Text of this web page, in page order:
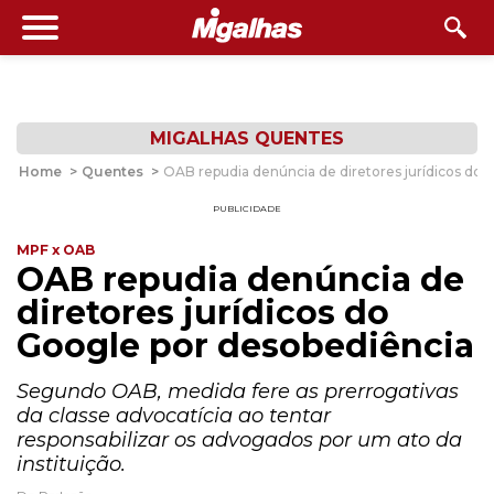
MIGALHAS QUENTES
Home > Quentes > OAB repudia denúncia de diretores jurídicos do
PUBLICIDADE
MPF x OAB
OAB repudia denúncia de
diretores jurídicos do
Google por desobediência
Segundo OAB, medida fere as prerrogativas
da classe advocatícia ao tentar
responsabilizar os advogados por um ato da
instituição.